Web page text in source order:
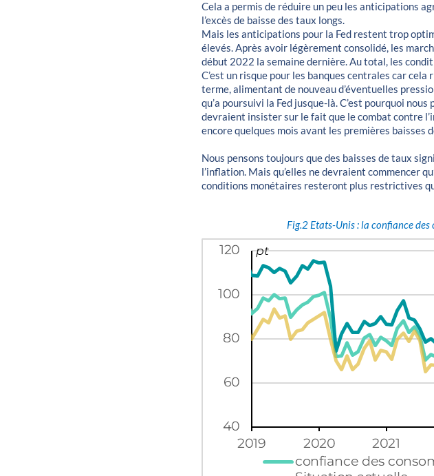
Cela a permis de réduire un peu les anticipations
l’excès de baisse des taux longs.
Mais les anticipations pour la Fed restent trop
élevés. Après avoir légèrement consolidé, les
début 2022 la semaine dernière. Au total, les
C’est un risque pour les banques centrales car
terme, alimentant de nouveau d’éventuelles
qu’a poursuivi la Fed jusque-là. C’est pourquoi
devraient insister sur le fait que le combat contre
encore quelques mois avant les premières baisses
Nous pensons toujours que des baisses de taux
l’inflation. Mais qu’elles ne devraient commencer
conditions monétaires resteront plus restrictives
Fig.2 Etats-Unis : la confiance